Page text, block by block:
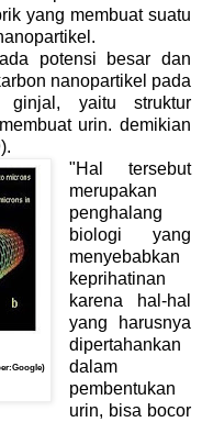
yang membuat suatu
potensi besar dan
nanopartikel pada
ginjal, yaitu struktur
urin. demikian
"Hal tersebut
merupakan
penghalang
biologi yang
menyebabkan
keprihatinan
karena hal-hal
yang harusnya
dipertahankan
dalam
pembentukan
urin, bisa bocor